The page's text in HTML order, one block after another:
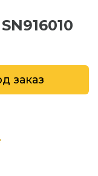
заказ